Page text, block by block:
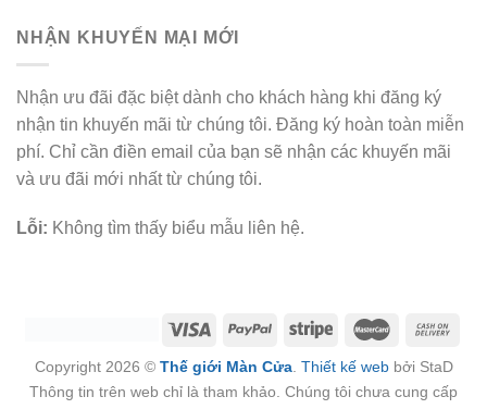
NHẬN KHUYẾN MẠI MỚI
Nhận ưu đãi đặc biệt dành cho khách hàng khi đăng ký
nhận tin khuyến mãi từ chúng tôi. Đăng ký hoàn toàn miễn
phí. Chỉ cần điền email của bạn sẽ nhận các khuyến mãi
và ưu đãi mới nhất từ chúng tôi.
Lỗi: Không tìm thấy biểu mẫu liên hệ.
Copyright 2026 © Thế giới Màn Cửa. Thiết kế webbởi StaD
Thông tin trên web chỉ là tham khảo. Chúng tôi chưa cung cấp